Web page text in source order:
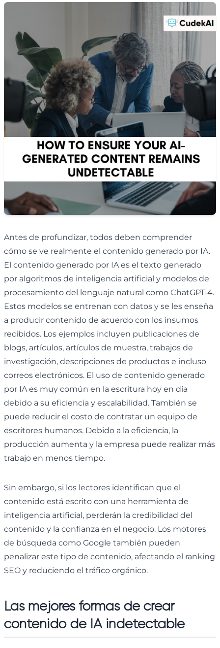
Antes de profundizar, todos deben comprender
cómo se ve realmente el contenido generado por IA.
El contenido generado por IA es el texto generado
por algoritmos de inteligencia artificial y modelos de
procesamiento del lenguaje natural como ChatGPT-4.
Estos modelos se entrenan con datos y se les enseña
a producir contenido de acuerdo con los insumos
recibidos. Los ejemplos incluyen publicaciones de
blogs, artículos, artículos de muestra, trabajos de
investigación, descripciones de productos e incluso
correos electrónicos. El uso de contenido generado
por IA es muy común en la escritura hoy en día
debido a su eficiencia y escalabilidad. También se
puede reducir el costo de contratar un equipo de
escritores humanos. Debido a la eficiencia, la
producción aumenta y la empresa puede realizar más
trabajo en menos tiempo.
Sin embargo, si los lectores identifican que el
contenido está escrito con una herramienta de
inteligencia artificial, perderán la credibilidad del
contenido y la confianza en el negocio. Los motores
de búsqueda como Google también pueden
penalizar este tipo de contenido, afectando el ranking
SEO y reduciendo el tráfico orgánico.
Las mejores formas de crear
contenido de IA indetectable